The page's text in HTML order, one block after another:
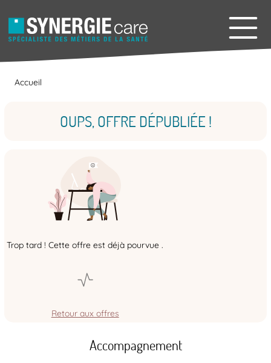
Accueil
OUPS, OFFRE DÉPUBLIÉE !
Trop tard ! Cette offre est déjà pourvue .
Retour aux offres
Accompagnement